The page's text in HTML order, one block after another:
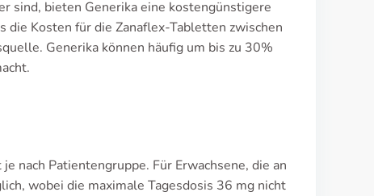
sind, bieten Generika eine kostengünstigere
Kosten für die Zanaflex-Tabletten zwischen
Generika können häufig um bis zu 30%
nach Patientengruppe. Für Erwachsene, die an
wobei die maximale Tagesdosis 36 mg nicht